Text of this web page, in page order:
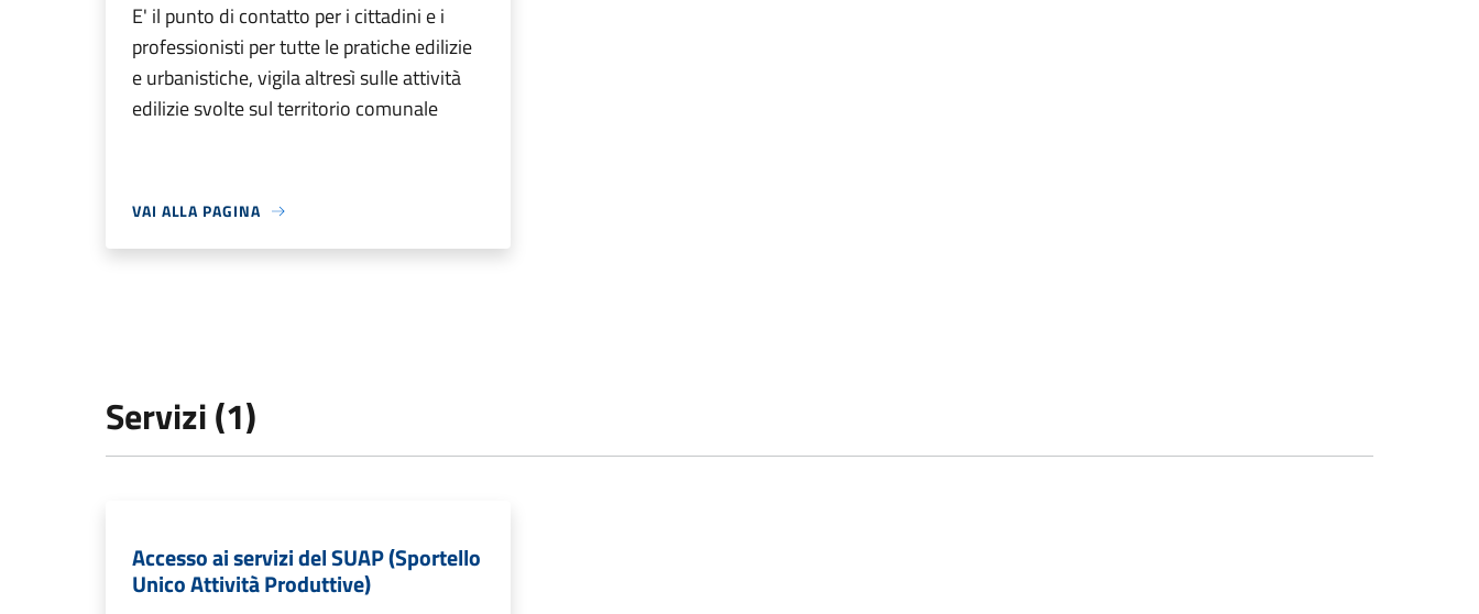
E' il punto di contatto per i cittadini e i
professionisti per tutte le pratiche edilizie
e urbanistiche, vigila altresì sulle attività
edilizie svolte sul territorio comunale
VAI ALLA PAGINA
Servizi (1)
Accesso ai servizi del SUAP (Sportello
Unico Attività Produttive)